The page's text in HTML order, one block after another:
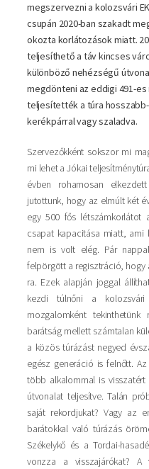
megszervezni a kolozsvári
csupán 2020-ban szakadt
okozta korlátozások miatt.
teljesíthető a táv kincses
különböző nehézségű
megdönteni az eddigi 491-
teljesítették a túra
kerékpárral vagy szaladva.
Szervezőkként sokszor mi
mi lehet a Jókai
évben rohamosan
jutottunk, hogy az elmúlt két
egy 500 fős létszámkorlátot
csapat kapacitása miatt, ami
nem is volt elég. Pár
felpörgött a regisztráció, hogy
ra. Ezek alapján joggal
kezdi túlnőni a kolozsvári
mozgalomként
barátság mellett számtalan
a közös túrázást negyed
egész generáció is felnőtt.
több alkalommal is
útvonalat teljesítve. Talán
saját rekordjukat? Vagy az
barátokkal való túrázás
Székelykő és a Tordai-
vonzza a visszajárókat? A